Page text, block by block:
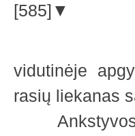
[585]▼
vidutinėje
rasių liekanas